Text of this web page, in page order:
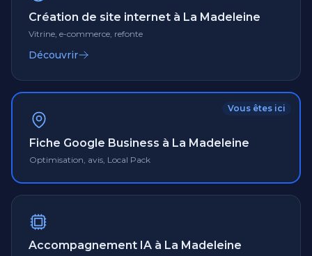
Création de site internet à La Madeleine
Vitrine, e-commerce, refonte
Découvrir
Vous êtes ici
Fiche Google Business à La Madeleine
Optimisation, avis, Local Pack
Accompagnement IA à La Madeleine